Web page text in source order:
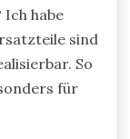
habe
sind
So
für